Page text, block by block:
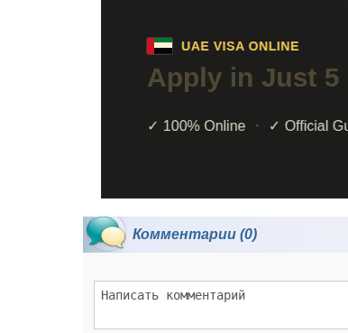
Комментарии (0)